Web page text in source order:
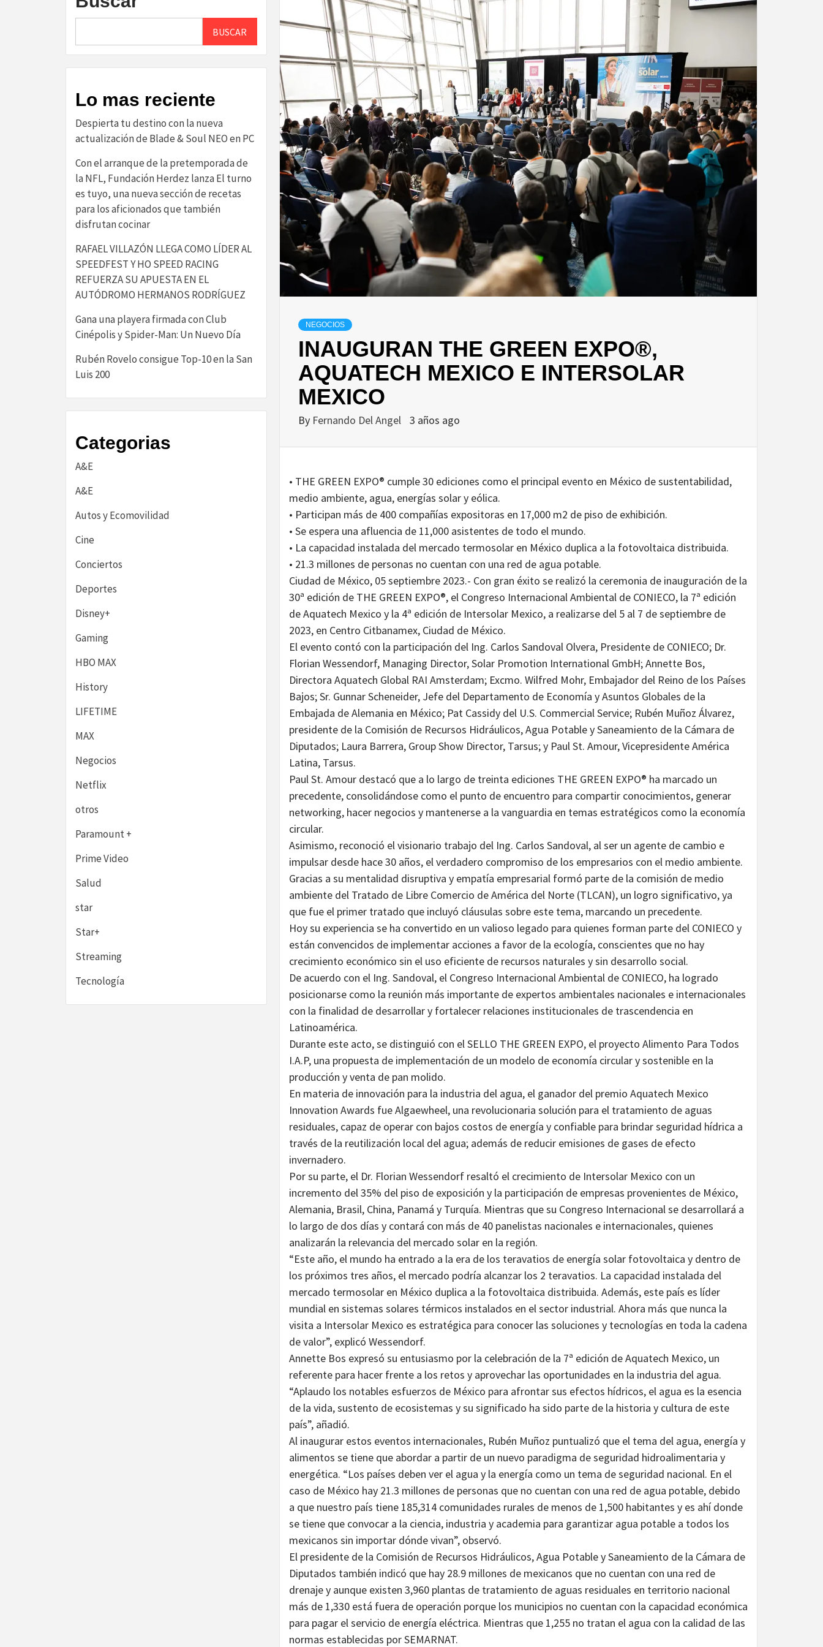
NEGOCIOS
INAUGURAN THE GREEN EXPO®,
AQUATECH MEXICO E INTERSOLAR
MEXICO
By Fernando Del Angel 3 años ago
• THE GREEN EXPO® cumple 30 ediciones como el principal evento en México de sustentabilidad,
medio ambiente, agua, energías solar y eólica.
• Participan más de 400 compañías expositoras en 17,000 m2 de piso de exhibición.
• Se espera una afluencia de 11,000 asistentes de todo el mundo.
• La capacidad instalada del mercado termosolar en México duplica a la fotovoltaica distribuida.
• 21.3 millones de personas no cuentan con una red de agua potable.
Ciudad de México, 05 septiembre 2023.- Con gran éxito se realizó la ceremonia de inauguración de la
30ª edición de THE GREEN EXPO®, el Congreso Internacional Ambiental de CONIECO, la 7ª edición
de Aquatech Mexico y la 4ª edición de Intersolar Mexico, a realizarse del 5 al 7 de septiembre de
2023, en Centro Citbanamex, Ciudad de México.
El evento contó con la participación del Ing. Carlos Sandoval Olvera, Presidente de CONIECO; Dr.
Florian Wessendorf, Managing Director, Solar Promotion International GmbH; Annette Bos,
Directora Aquatech Global RAI Amsterdam; Excmo. Wilfred Mohr, Embajador del Reino de los Países
Bajos; Sr. Gunnar Scheneider, Jefe del Departamento de Economía y Asuntos Globales de la
Embajada de Alemania en México; Pat Cassidy del U.S. Commercial Service; Rubén Muñoz Álvarez,
presidente de la Comisión de Recursos Hidráulicos, Agua Potable y Saneamiento de la Cámara de
Diputados; Laura Barrera, Group Show Director, Tarsus; y Paul St. Amour, Vicepresidente América
Latina, Tarsus.
Paul St. Amour destacó que a lo largo de treinta ediciones THE GREEN EXPO® ha marcado un
precedente, consolidándose como el punto de encuentro para compartir conocimientos, generar
networking, hacer negocios y mantenerse a la vanguardia en temas estratégicos como la economía
circular.
Asimismo, reconoció el visionario trabajo del Ing. Carlos Sandoval, al ser un agente de cambio e
impulsar desde hace 30 años, el verdadero compromiso de los empresarios con el medio ambiente.
Gracias a su mentalidad disruptiva y empatía empresarial formó parte de la comisión de medio
ambiente del Tratado de Libre Comercio de América del Norte (TLCAN), un logro significativo, ya
que fue el primer tratado que incluyó cláusulas sobre este tema, marcando un precedente.
Hoy su experiencia se ha convertido en un valioso legado para quienes forman parte del CONIECO y
están convencidos de implementar acciones a favor de la ecología, conscientes que no hay
crecimiento económico sin el uso eficiente de recursos naturales y sin desarrollo social.
De acuerdo con el Ing. Sandoval, el Congreso Internacional Ambiental de CONIECO, ha logrado
posicionarse como la reunión más importante de expertos ambientales nacionales e internacionales
con la finalidad de desarrollar y fortalecer relaciones institucionales de trascendencia en
Latinoamérica.
Durante este acto, se distinguió con el SELLO THE GREEN EXPO, el proyecto Alimento Para Todos
I.A.P, una propuesta de implementación de un modelo de economía circular y sostenible en la
producción y venta de pan molido.
En materia de innovación para la industria del agua, el ganador del premio Aquatech Mexico
Innovation Awards fue Algaewheel, una revolucionaria solución para el tratamiento de aguas
residuales, capaz de operar con bajos costos de energía y confiable para brindar seguridad hídrica a
través de la reutilización local del agua; además de reducir emisiones de gases de efecto
invernadero.
Por su parte, el Dr. Florian Wessendorf resaltó el crecimiento de Intersolar Mexico con un
incremento del 35% del piso de exposición y la participación de empresas provenientes de México,
Alemania, Brasil, China, Panamá y Turquía. Mientras que su Congreso Internacional se desarrollará a
lo largo de dos días y contará con más de 40 panelistas nacionales e internacionales, quienes
analizarán la relevancia del mercado solar en la región.
“Este año, el mundo ha entrado a la era de los teravatios de energía solar fotovoltaica y dentro de
los próximos tres años, el mercado podría alcanzar los 2 teravatios. La capacidad instalada del
mercado termosolar en México duplica a la fotovoltaica distribuida. Además, este país es líder
mundial en sistemas solares térmicos instalados en el sector industrial. Ahora más que nunca la
visita a Intersolar Mexico es estratégica para conocer las soluciones y tecnologías en toda la cadena
de valor”, explicó Wessendorf.
Annette Bos expresó su entusiasmo por la celebración de la 7ª edición de Aquatech Mexico, un
referente para hacer frente a los retos y aprovechar las oportunidades en la industria del agua.
“Aplaudo los notables esfuerzos de México para afrontar sus efectos hídricos, el agua es la esencia
de la vida, sustento de ecosistemas y su significado ha sido parte de la historia y cultura de este
país”, añadió.
Al inaugurar estos eventos internacionales, Rubén Muñoz puntualizó que el tema del agua, energía y
alimentos se tiene que abordar a partir de un nuevo paradigma de seguridad hidroalimentaria y
energética. “Los países deben ver el agua y la energía como un tema de seguridad nacional. En el
caso de México hay 21.3 millones de personas que no cuentan con una red de agua potable, debido
a que nuestro país tiene 185,314 comunidades rurales de menos de 1,500 habitantes y es ahí donde
se tiene que convocar a la ciencia, industria y academia para garantizar agua potable a todos los
mexicanos sin importar dónde vivan”, observó.
El presidente de la Comisión de Recursos Hidráulicos, Agua Potable y Saneamiento de la Cámara de
Diputados también indicó que hay 28.9 millones de mexicanos que no cuentan con una red de
drenaje y aunque existen 3,960 plantas de tratamiento de aguas residuales en territorio nacional
más de 1,330 está fuera de operación porque los municipios no cuentan con la capacidad económica
para pagar el servicio de energía eléctrica. Mientras que 1,255 no tratan el agua con la calidad de las
normas establecidas por SEMARNAT.
BUSCAR
Lo mas reciente
Despierta tu destino con la nueva
actualización de Blade & Soul NEO en PC
Con el arranque de la pretemporada de
la NFL, Fundación Herdez lanza El turno
es tuyo, una nueva sección de recetas
para los aficionados que también
disfrutan cocinar
RAFAEL VILLAZÓN LLEGA COMO LÍDER AL
SPEEDFEST Y HO SPEED RACING
REFUERZA SU APUESTA EN EL
AUTÓDROMO HERMANOS RODRÍGUEZ
Gana una playera firmada con Club
Cinépolis y Spider-Man: Un Nuevo Día
Rubén Rovelo consigue Top-10 en la San
Luis 200
Categorias
A&E
A&E
Autos y Ecomovilidad
Cine
Conciertos
Deportes
Disney+
Gaming
HBO MAX
History
LIFETIME
MAX
Negocios
Netflix
otros
Paramount +
Prime Video
Salud
star
Star+
Streaming
Tecnología